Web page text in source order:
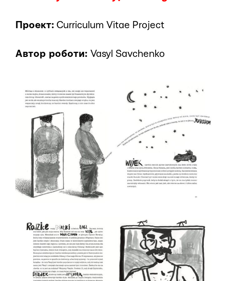
Проект: Curriculum Vitae Project
Автор роботи: Vasyl Savchenko